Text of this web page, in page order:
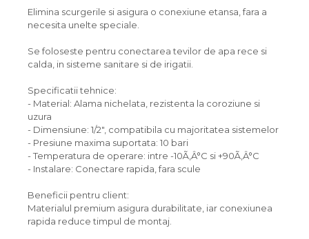
Elimina scurgerile si asigura o conexiune etansa, fara a
necesita unelte speciale.
Se foloseste pentru conectarea tevilor de apa rece si
calda, in sisteme sanitare si de irigatii.
Specificatii tehnice:
- Material: Alama nichelata, rezistenta la coroziune si
uzura
- Dimensiune: 1/2", compatibila cu majoritatea sistemelor
- Presiune maxima suportata: 10 bari
- Temperatura de operare: intre -10Ã‚Â°C si +90Ã‚Â°C
- Instalare: Conectare rapida, fara scule
Beneficii pentru client:
Materialul premium asigura durabilitate, iar conexiunea
rapida reduce timpul de montaj.